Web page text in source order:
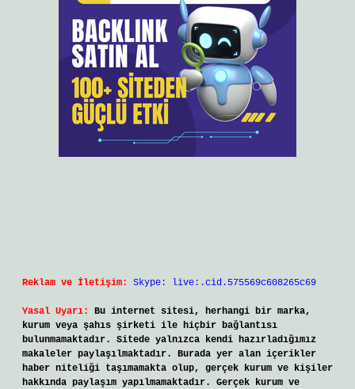
Reklam ve İletişim: Skype: live:.cid.575569c608265c69
Yasal Uyarı:
Bu internet sitesi, herhangi bir marka,
kurum veya şahıs şirketi ile hiçbir bağlantısı
bulunmamaktadır. Sitede yalnızca kendi hazırladığımız
makaleler paylaşılmaktadır. Burada yer alan içerikler
haber niteliği taşımamakta olup, gerçek kurum ve kişiler
hakkında paylaşım yapılmamaktadır. Gerçek kurum ve